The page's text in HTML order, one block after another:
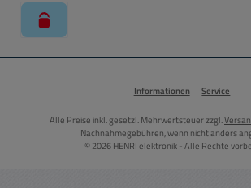
Informationen Service
Alle Preise inkl. gesetzl. Mehrwertsteuer zzgl.
Nachnahmegebühren, wenn nicht anders
© 2026 HENRI elektronik - Alle Rechte